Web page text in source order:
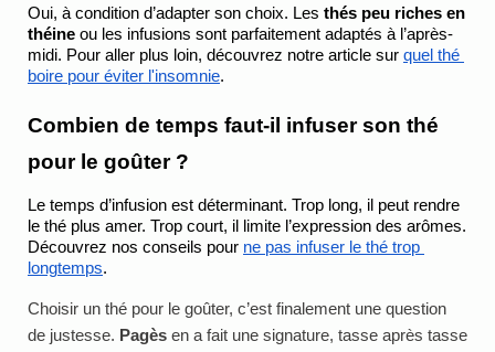
Oui, à condition d’adapter son choix. Les thés peu riches en
théine ou les infusions sont parfaitement adaptés à l’après-
midi. Pour aller plus loin, découvrez notre article sur quel thé
boire pour éviter l'insomnie.
Combien de temps faut-il infuser son thé
pour le goûter ?
Le temps d’infusion est déterminant. Trop long, il peut rendre
le thé plus amer. Trop court, il limite l’expression des arômes.
Découvrez nos conseils pour ne pas infuser le thé trop
longtemps.
Choisir un thé pour le goûter, c’est finalement une question
de justesse. Pagès en a fait une signature, tasse après tasse